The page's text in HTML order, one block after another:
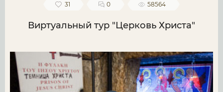
31 0 58564
Виртуальный тур "Церковь Христа"